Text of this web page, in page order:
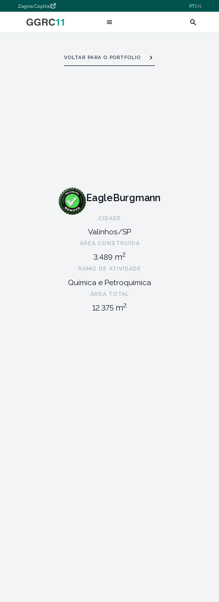
Zagros Capital PTEN
VOLTAR PARA O PORTFOLIO
EagleBurgmann
CIDADE
Valinhos/SP
ÁREA CONSTRUÍDA
3.489 m2
RAMO DE ATIVIDADE
Química e Petroquímica
ÁREA TOTAL
12.375 m2